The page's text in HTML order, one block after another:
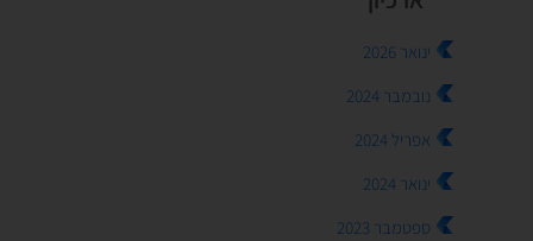
ינואר 2026
נובמבר 2024
אפריל 2024
ינואר 2024
ספטמבר 2023